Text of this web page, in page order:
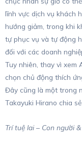
lĩnh vực dịch vụ khách
hướng giảm, trong khi
tự phục vụ và tự động
đối với các doanh
Tuy nhiên, thay vì xem
chọn chủ động thích
Đây cũng là một trong
Takayuki Hirano chia
Trí tuệ lai – Con người